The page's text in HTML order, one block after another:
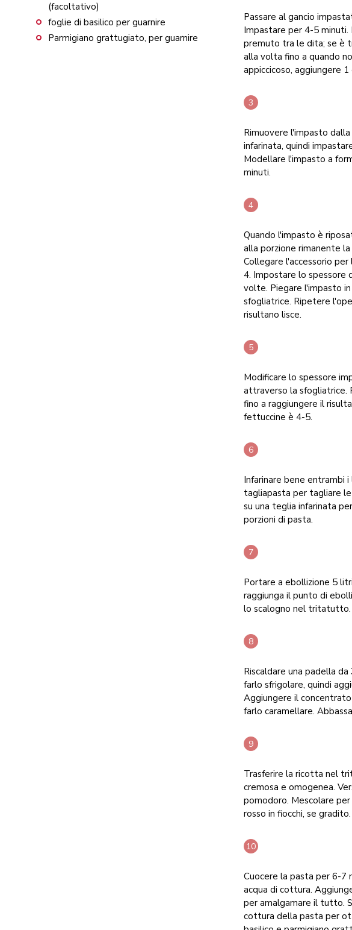
(facoltativo)
foglie di basilico per guarnire
Parmigiano grattugiato, per guarnire
Passare al gancio
Impastare per 4-5
premuto tra le dita; se è
alla volta fino a quando
appiccicoso, aggiungere
Rimuovere l'impasto
infarinata, quindi
Modellare l'impasto a
minuti.
Quando l'impasto è
alla porzione rimanente
Collegare l'accessorio
4. Impostare lo spessore
volte. Piegare l'impasto
sfogliatrice. Ripetere
risultano lisce.
Modificare lo spessore
attraverso la sfogliatrice.
fino a raggiungere il
fettuccine è 4-5.
Infarinare bene entrambi
tagliapasta per tagliare
su una teglia infarinata
porzioni di pasta.
Portare a ebollizione 5
raggiunga il punto di
lo scalogno nel tritatutto.
Riscaldare una padella
farlo sfrigolare, quindi
Aggiungere il
farlo caramellare.
Trasferire la ricotta nel
cremosa e omogenea.
pomodoro. Mescolare
rosso in fiocchi, se
Cuocere la pasta per 6-7
acqua di cottura.
per amalgamare il tutto.
cottura della pasta per